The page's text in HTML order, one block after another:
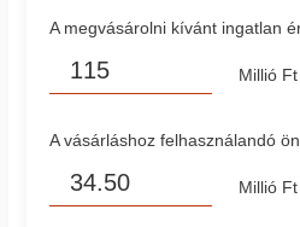
A megvásárolni kívánt ingatlan
Millió Ft
A vásárláshoz felhasználandó
Millió Ft